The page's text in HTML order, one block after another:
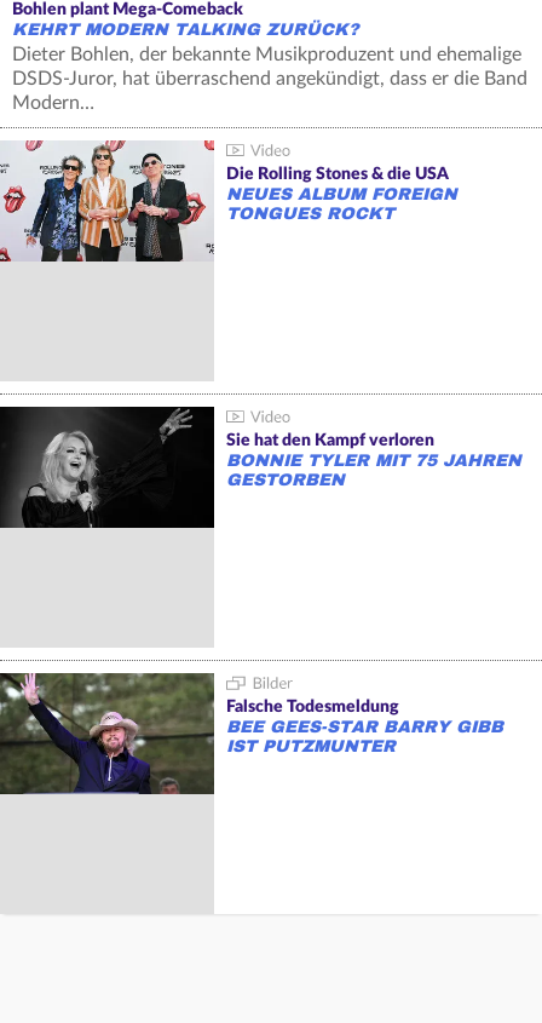
Bohlen plant Mega-Comeback
KEHRT MODERN TALKING ZURÜCK?
Dieter Bohlen, der bekannte Musikproduzent und ehemalige
DSDS-Juror, hat überraschend angekündigt, dass er die Band
Modern…
Die Rolling Stones & die USA
NEUES ALBUM FOREIGN
TONGUES ROCKT
Sie hat den Kampf verloren
BONNIE TYLER MIT 75 JAHREN
GESTORBEN
Falsche Todesmeldung
BEE GEES-STAR BARRY GIBB
IST PUTZMUNTER